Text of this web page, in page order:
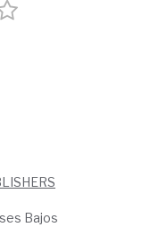
Bajos